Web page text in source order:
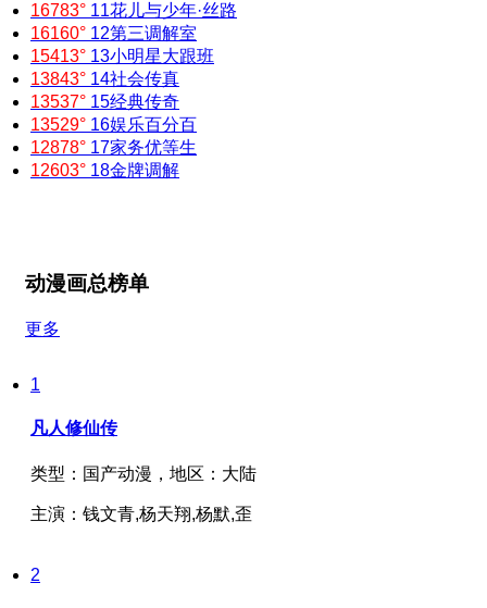
16783° 11花儿与少年·丝路
16160° 12第三调解室
15413° 13小明星大跟班
13843° 14社会传真
13537° 15经典传奇
13529° 16娱乐百分百
12878° 17家务优等生
12603° 18金牌调解
动漫画总榜单
更多
1
凡人修仙传
类型： 国产动漫， 地区： 大陆
主演： 钱文青,杨天翔,杨默,歪
2